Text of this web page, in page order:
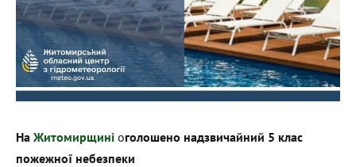
На Житомирщині оголошено надзвичайний 5 клас
пожежної небезпеки